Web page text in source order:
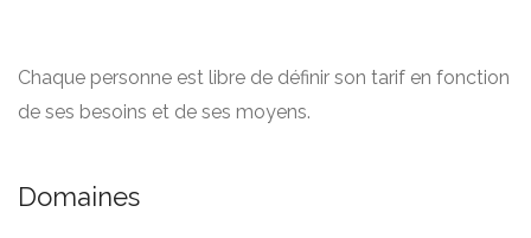
Chaque personne est libre de définir son tarif en fonction
de ses besoins et de ses moyens.
Domaines